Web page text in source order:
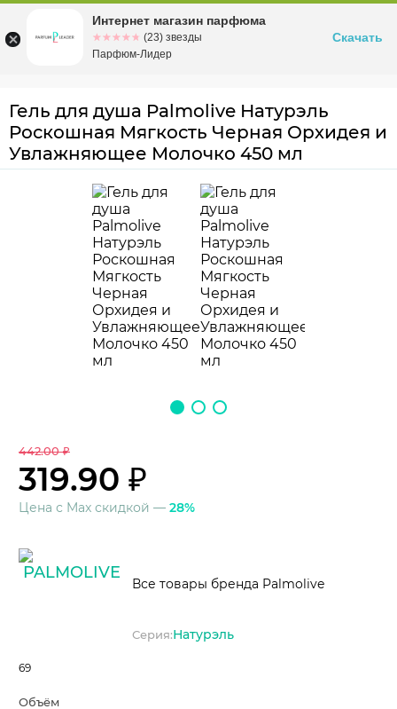
Омскул. Заозерная, 11, к. 1
Гель для душа Palmolive Натурэль
Роскошная Мягкость Черная Орхидея и
Увлажняющее Молочко 450 мл
442.00 ₽
319.90 ₽
Цена с Max скидкой — 28%
Все товары бренда Palmolive
Серия:Натурэль
69
Объём
Интернет магазин парфюма
☆☆☆☆☆
★★★★★ (23) звезды
Парфюм-Лидер
Скачать